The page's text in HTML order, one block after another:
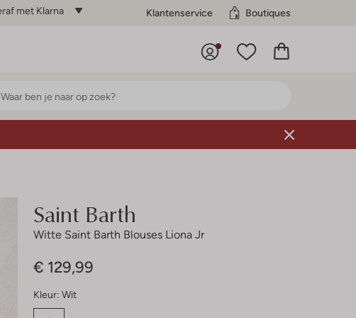
met Klarna Klantenservice Boutiques
Saint Barth
Witte Saint Barth Blouses Liona Jr
€ 129,99
Kleur: Wit